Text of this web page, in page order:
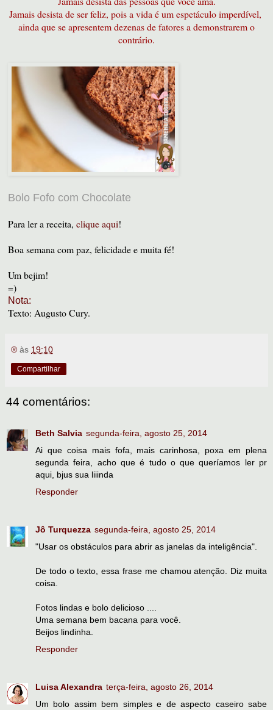
Jamais desista de ser feliz, pois a vida é um espetáculo imperdível,
ainda que se apresentem dezenas de fatores a demonstrarem o
contrário.
Bolo Fofo com Chocolate
Para ler a receita, clique aqui!
Boa semana com paz, felicidade e muita fé!
Um bejim!
=)
Nota:
Texto: Augusto Cury.
® às 19:10
Compartilhar
44 comentários:
Beth Salvia segunda-feira, agosto 25, 2014
Ai que coisa mais fofa, mais carinhosa, poxa em plena
segunda feira, acho que é tudo o que queríamos ler pr
aqui, bjus sua liiinda
Responder
Jô Turquezza segunda-feira, agosto 25, 2014
"Usar os obstáculos para abrir as janelas da inteligência".
De todo o texto, essa frase me chamou atenção. Diz muita
coisa.
Fotos lindas e bolo delicioso ....
Uma semana bem bacana para você.
Beijos lindinha.
Responder
Luisa Alexandra terça-feira, agosto 26, 2014
Um bolo assim bem simples e de aspecto caseiro sabe